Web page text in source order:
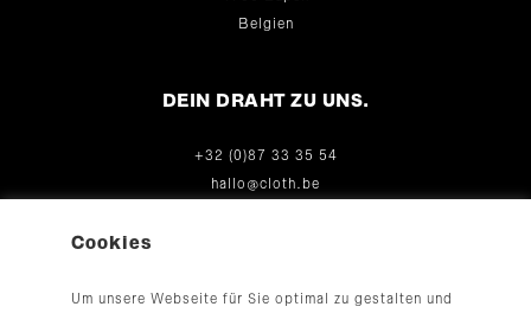
Belgien
DEIN DRAHT ZU UNS.
+32 (0)87 33 35 54
hallo@cloth.be
Cookies
Um unsere Webseite für Sie optimal zu gestalten und